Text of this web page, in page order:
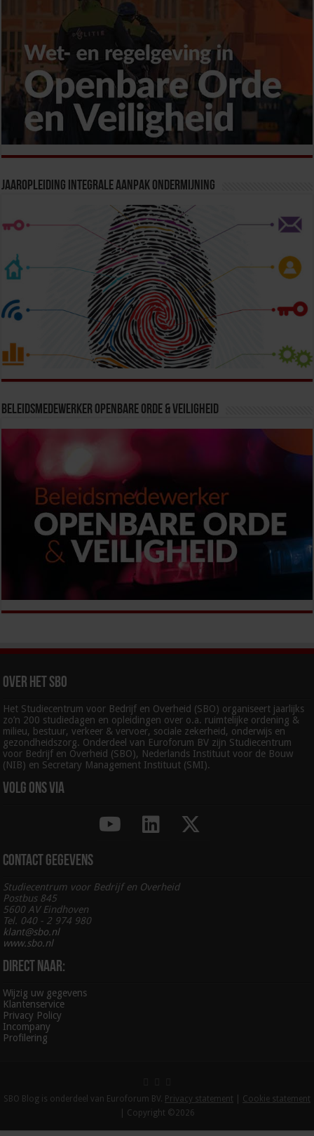
Jaaropleiding Integrale Aanpak Ondermijning
Beleidsmedewerker Openbare Orde & Veiligheid
Over het SBO
Het Studiecentrum voor Bedrijf en Overheid (SBO) organiseert jaarlijks
zo’n 200 studiedagen en opleidingen over o.a. ruimtelijke ordening &
milieu, bestuur, verkeer & vervoer, sociale zekerheid, onderwijs en
gezondheidszorg. Onderdeel van Euroforum BV zijn Studiecentrum
voor Bedrijf en Overheid (SBO), Nederlands Instituut voor de Bouw
(NIB) en Secretary Management Instituut (SMI).
Volg ons via
Contact gegevens
Studiecentrum voor Bedrijf en Overheid
Postbus 845
5600 AV Eindhoven
Tel. 040 - 2 974 980
klant@sbo.nl
www.sbo.nl
Direct naar:
Wijzig uw gegevens
Klantenservice
Privacy Policy
Incompany
Profilering
SBO Blog is onderdeel van Euroforum BV. Privacy statement
Cookie statement
| Copyright ©2026